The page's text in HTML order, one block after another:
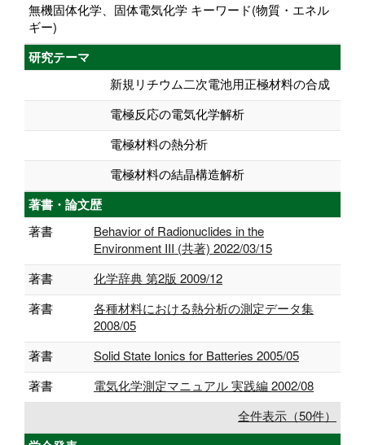
無機固体化学、固体電気化学 キーワード(物質・エネル
ギー)
研究テーマ
新規リチウム二次電池用正極材料の合成
電極反応の電気化学解析
電極材料の熱分析
電極材料の結晶構造解析
著書・論文歴
著書
Behavior of Radionuclides in the
Environment III (共著) 2022/03/15
著書
化学辞典 第2版 2009/12
著書
各種材料における熱分析の測定データ集
2008/05
著書
Solid State Ionics for Batteries 2005/05
著書
電気化学測定マニュアル 実践編 2002/08
全件表示（50件）